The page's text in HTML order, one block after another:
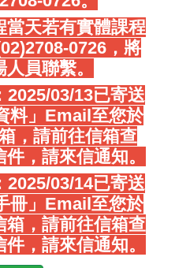
當天若有實體課程
0726，將
員聯繫。
03/13已寄送
料」Email至您於
，請前往信箱查
，請來信通知。
03/14已寄送
冊」Email至您於
箱，請前往信箱查
，請來信通知。